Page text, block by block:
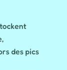
des pics